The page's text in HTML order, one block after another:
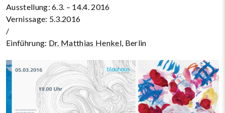
Ausstellung: 6.3. – 14.4. 2016
Vernissage: 5.3.2016
/
Einführung: Dr. Matthias Henkel, Berlin